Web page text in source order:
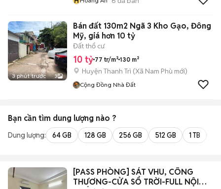
3 phút trước 3
Bán đất 130m2 Ngã 3 Kho Gạo, Đông
Mỹ, giá hơn 10 tỷ
Đất thổ cư
10 tỷ 77 tr/m² 130 m²
Huyện Thanh Trì (Xã Nam Phù mới)
Cộng Đồng Nhà Đất
Bạn cần tìm dung lượng nào ?
Dung lượng: 64 GB 128 GB 256 GB 512 GB 1 TB
[PASS PHÒNG] SÁT VHU, CÔNG
THƯƠNG-CỬA SỔ TRỜI-FULL NỘI